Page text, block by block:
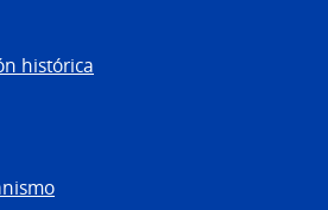
histórica